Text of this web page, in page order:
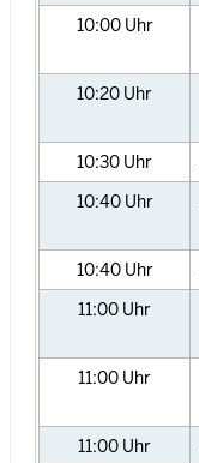
10:00 Uhr
10:20 Uhr
10:30 Uhr
10:40 Uhr
10:40 Uhr
11:00 Uhr
11:00 Uhr
11:00 Uhr